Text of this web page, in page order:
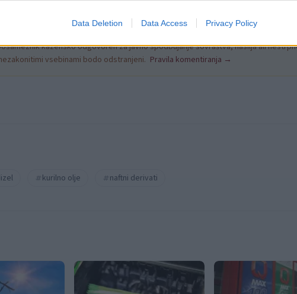
Data Deletion Data Access Privacy Policy
kazensko odgovoren za javno spodbujanje sovraštva, nasilja ali
vsebinami bodo odstranjeni. Pravila komentiranja →
kurilno olje naftni derivati